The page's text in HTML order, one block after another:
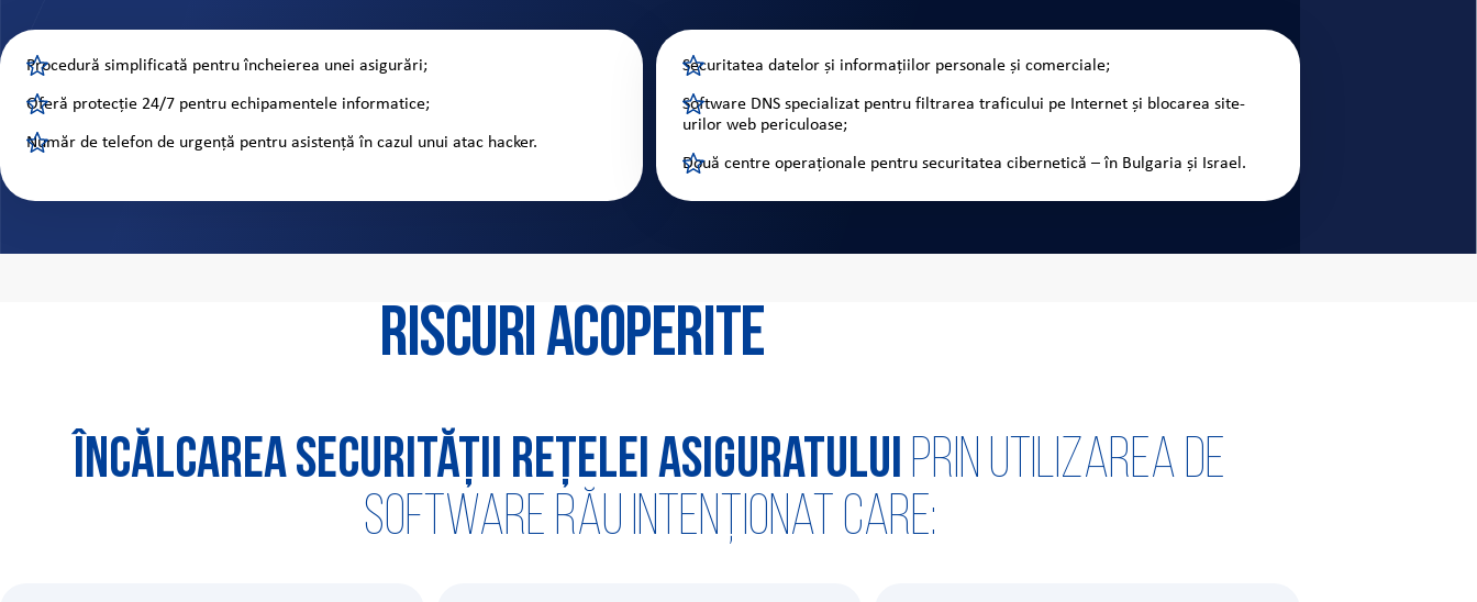
Procedură simplificată pentru încheierea unei asigurări;
Oferă protecție 24/7 pentru echipamentele informatice;
Număr de telefon de urgență pentru asistență în cazul unui atac hacker.
Securitatea datelor și informațiilor personale și comerciale;
Software DNS specializat pentru filtrarea traficului pe Internet și blocarea site-
urilor web periculoase;
Două centre operaționale pentru securitatea cibernetică – în Bulgaria și Israel.
Riscuri acoperite
Încălcarea securității rețelei asiguratului prin utilizarea de
software rău intenționat care: